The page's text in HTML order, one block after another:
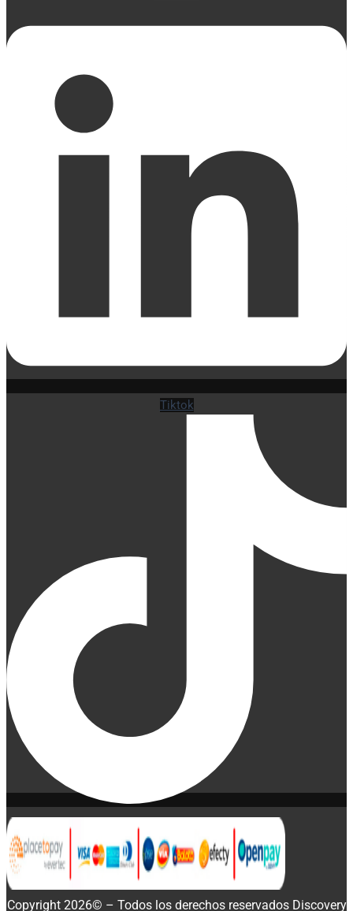
Tiktok
Copyright 2026© – Todos los derechos reservados Discovery